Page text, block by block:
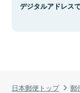
日本郵便トップ 郵
デジタルアドレス